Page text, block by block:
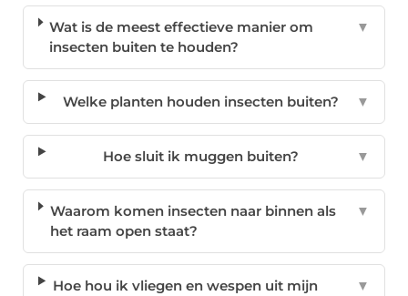
Wat is de meest effectieve manier om
insecten buiten te houden?
▼
Welke planten houden insecten buiten? ▼
Hoe sluit ik muggen buiten? ▼
Waarom komen insecten naar binnen als
het raam open staat?
▼
Hoe hou ik vliegen en wespen uit mijn
▼